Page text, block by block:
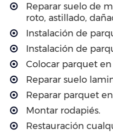
Reparar suelo de
roto, astillado,
Instalación de
Instalación de
Colocar parquet
Reparar suelo
Reparar parquet
Montar rodapiés.
Restauración